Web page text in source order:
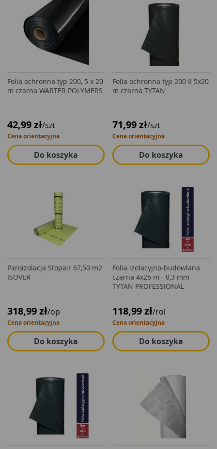
Folia ochronna typ 200, 5 x 20
m czarna WARTER POLYMERS
42,99 zł/szt
Cena orientacyjna
Do koszyka
Folia ochronna typ 200 II 5x20
m czarna TYTAN
71,99 zł/szt
Cena orientacyjna
Do koszyka
Paroizolacja Stopair 67,50 m2
ISOVER
318,99 zł/op
Cena orientacyjna
Do koszyka
Folia izolacyjno-budowlana
czarna 4x25 m - 0,3 mm
TYTAN PROFESSIONAL
118,99 zł/rol
Cena orientacyjna
Do koszyka